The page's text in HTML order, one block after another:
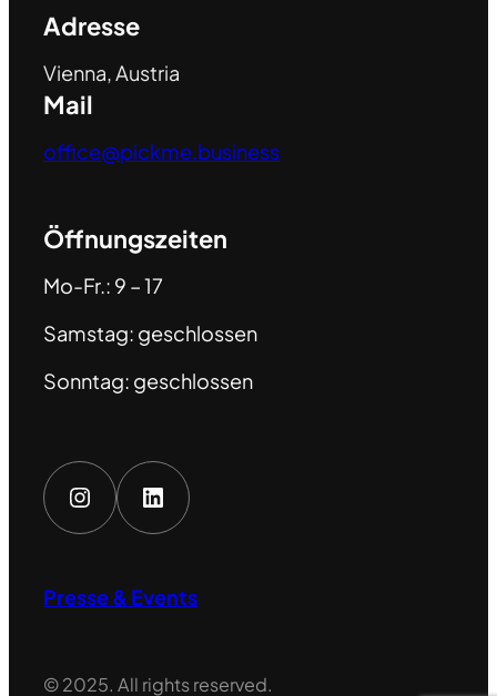
Adresse
Vienna, Austria
Mail
office@pickme.business
Öffnungszeiten
Mo-Fr.: 9 – 17
Samstag: geschlossen
Sonntag: geschlossen
Instagram LinkedIn
Presse & Events
© 2025. All rights reserved.